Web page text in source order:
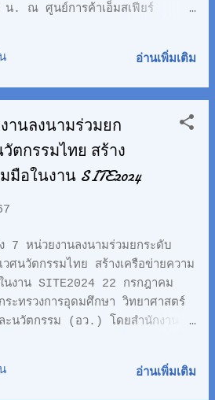
. ณ ศูนย์การค้าเอ็มสเฟียร์
สเฟียร์ ร่วมกับกรมส่งเสริมวัฒนธรรม
วงวัฒนธรรม กระทรวงการท่องเที่ยว
โดยการท่องเที่ยวแห่งประเทศไทย
นาคารออมสิน และมูลนิธิส่งเสริม
จัดงาน "สืบสานใจ หัตถศิลป์ไทย
EM DISTRICT SENSE OF THAI
นเป็นครั้งที่ 3 ในวันที่ 25
คม-13 สิงหาคม 2567
อ่านเพิ่มเติม
านลงนามร่วมยก
ตกรรมไทย สร้าง
อในงาน SITE2024
7 หน่วยงานลงนามร่วมยกระดับ
วศนวัตกรรมไทย สร้างเครือข่ายความ
นงาน SITE2024 22 กรกฎาคม
ระทรวงการอุดมศึกษา วิทยาศาสตร์
ะนวัตกรรม (อว.) โดยสำนักงาน
7 หน่วยงาน ลงนามบันทึกข้อตกลง
ทึกความเข้าใจว่าด้วยความร่วมมือใน
าระบบนิเวศนวัตกรรมในหลากหลาย
อ่านเพิ่มเติม